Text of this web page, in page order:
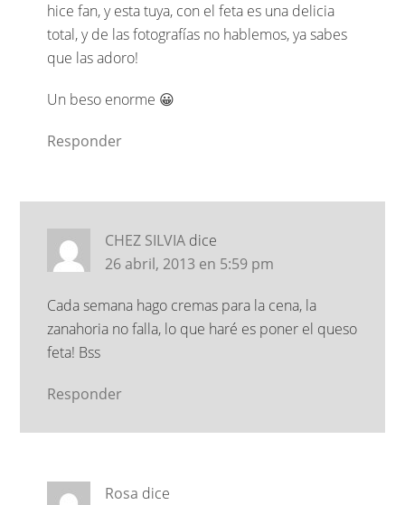
hice fan, y esta tuya, con el feta es una delicia
total, y de las fotografías no hablemos, ya sabes
que las adoro!
Un beso enorme 😀
Responder
CHEZ SILVIA dice
26 abril, 2013 en 5:59 pm
Cada semana hago cremas para la cena, la
zanahoria no falla, lo que haré es poner el queso
feta! Bss
Responder
Rosa dice